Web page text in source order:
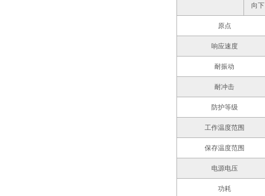
向下
原点
响应速度
耐振动
耐冲击
防护等级
工作温度范围
保存温度范围
电源电压
功耗